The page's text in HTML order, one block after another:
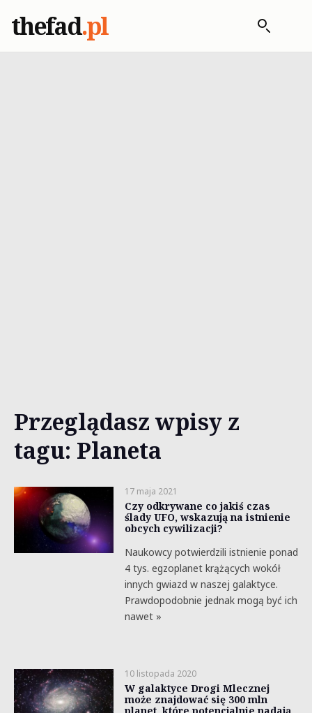
thefad.pl
Przeglądasz wpisy z
tagu: Planeta
17 maja 2021
Czy odkrywane co jakiś czas
ślady UFO, wskazują na istnienie
obcych cywilizacji?
Naukowcy potwierdzili istnienie ponad
4 tys. egzoplanet krążących wokół
innych gwiazd w naszej galaktyce.
Prawdopodobnie jednak mogą być ich
nawet »
10 listopada 2020
W galaktyce Drogi Mlecznej
może znajdować się 300 mln